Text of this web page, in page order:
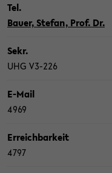
Tel.
Bauer, Ste­fan, Prof. Dr.
Sekr.
UHG V3-​226
E-​Mail
4969
Er­reich­bar­keit
4797